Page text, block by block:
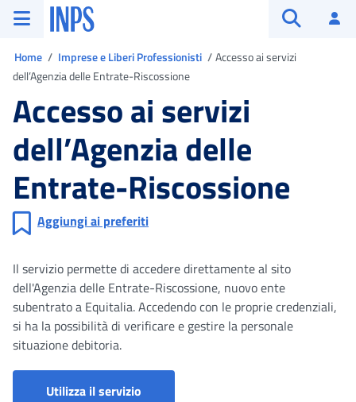
Vai al menu principale
Vai al contenuto principale
Vai al pie' di pagina
INPS ()
Home Imprese e Liberi Professionisti
Accesso ai servizi
dell’Agenzia delle Entrate-Riscossione
Accesso ai servizi
dell’Agenzia delle
Entrate-Riscossione
Aggiungi ai preferiti
Il servizio permette di accedere direttamente al sito
dell'Agenzia delle Entrate-Riscossione, nuovo ente
subentrato a Equitalia. Accedendo con le proprie credenziali,
si ha la possibilità di verificare e gestire la personale
situazione debitoria.
Utilizza il servizio